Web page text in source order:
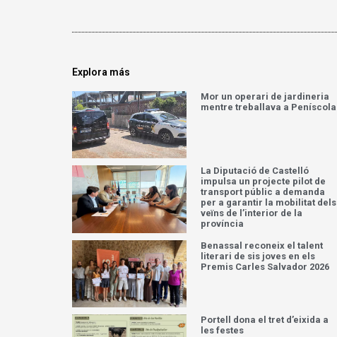
Explora más
Mor un operari de jardineria
mentre treballava a Peníscola
La Diputació de Castelló
impulsa un projecte pilot de
transport públic a demanda
per a garantir la mobilitat dels
veïns de l’interior de la
província
Benassal reconeix el talent
literari de sis joves en els
Premis Carles Salvador 2026
Portell dona el tret d’eixida a
les festes